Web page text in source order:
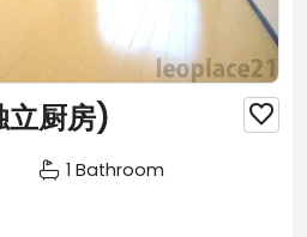
厨房) 
1 Bathroom